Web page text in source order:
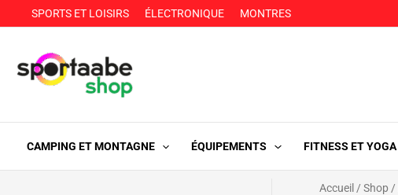
au
SPORTS ET LOISIRS ÉLECTRONIQUE MONTRES
CAMPING ET MONTAGNE ÉQUIPEMENTS FITNESS ET YOGA
Accueil / Shop /